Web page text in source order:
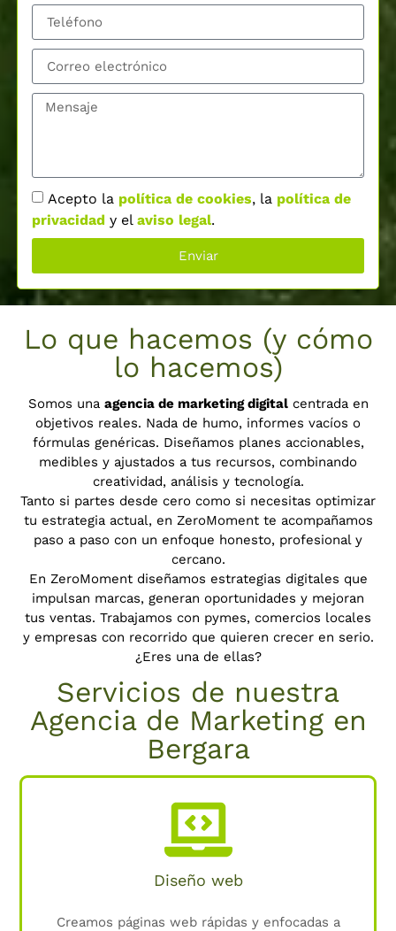
Acepto la política de cookies, la política de
privacidad y el aviso legal.
Enviar
Lo que hacemos (y cómo
lo hacemos)
Somos una agencia de marketing digitalcentrada en
objetivos reales. Nada de humo, informes vacíos o
fórmulas genéricas. Diseñamos planes accionables,
medibles y ajustados a tus recursos, combinando
creatividad, análisis y tecnología.
Tanto si partes desde cero como si necesitas optimizar
tu estrategia actual, en ZeroMoment te acompañamos
paso a paso con un enfoque honesto, profesional y
cercano.
En ZeroMoment diseñamos estrategias digitales que
impulsan marcas, generan oportunidades y mejoran
tus ventas. Trabajamos con pymes, comercios locales
y empresas con recorrido que quieren crecer en serio.
¿Eres una de ellas?
Servicios de nuestra
Agencia de Marketing en
Bergara
Diseño web
Creamos páginas web rápidas y enfocadas a